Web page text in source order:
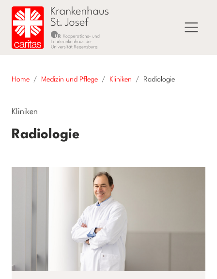
Home Medizin und Pflege Kliniken Radiologie
Kliniken
Radiologie